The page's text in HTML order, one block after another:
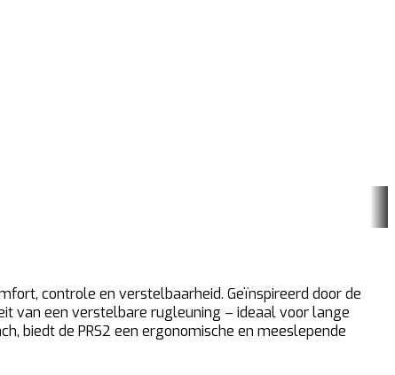
controle en verstelbaarheid. Geïnspireerd door de
van een verstelbare rugleuning – ideaal voor lange
biedt de PRS2 een ergonomische en meeslepende